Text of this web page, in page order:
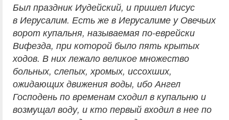
Был праздник Иудейский, и пришел Иисус
в Иерусалим. Есть же в Иерусалиме у Овечьих
ворот купальня, называемая по-еврейски
Вифезда, при которой было пять крытых
ходов. В них лежало великое множество
больных, слепых, хромых, иссохших,
ожидающих движения воды, ибо Ангел
Господень по временам сходил в купальню и
возмущал воду, и кто первый входил в нее по